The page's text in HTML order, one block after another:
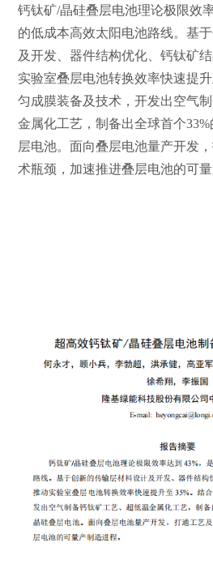
钙钛矿/晶硅叠层电池理论极限效
的低成本高效太阳电池路线。基
及开发、器件结构优化、钙钛矿
实验室叠层电池转换效率快速提
匀成膜装备及技术，开发出空气
金属化工艺，制备出全球首个33%
层电池。面向叠层电池量产开发
术瓶颈，加速推进叠层电池的可量